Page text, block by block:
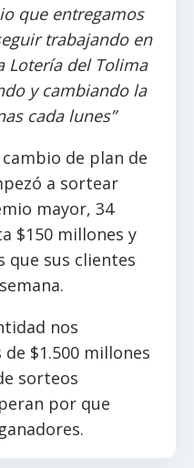
que entregamos
trabajando en
Lotería del Tolima
y cambiando la
cada lunes”
de plan de
a sortear
mayor, 34
$150 millones y
que sus clientes
nos
$1.500 millones
sorteos
por que